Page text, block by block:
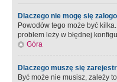
Dlaczego nie mogę się
Powodów tego może być
problem leży w błędnej
Góra
Dlaczego muszę się
Być może nie musisz, zależy